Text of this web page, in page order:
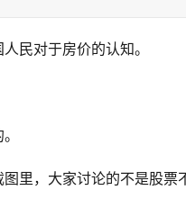
民对于房价的认知。
里，大家讨论的不是股